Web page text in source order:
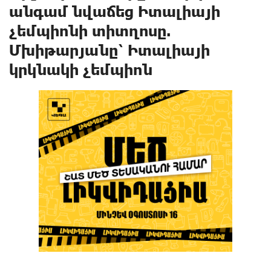
անգամ նվաճեց Իտալիայի
չեմպիոնի տիտղոսը.
Մխիթարյանը՝ Իտալիայի
կրկնակի չեմպիոն